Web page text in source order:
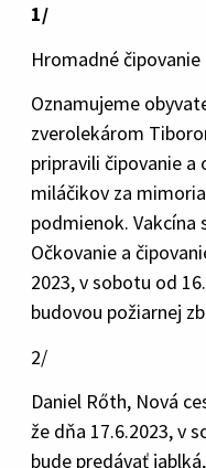
1/
Hromadné
Oznamujeme
zverolekárom
pripravili čipovanie a
miláčikov za
podmienok. Vakcína
Očkovanie a
2023, v sobotu od
budovou požiarnej
2/
Daniel Rőth, Nová
že dňa 17.6.2023, v
bude predávať